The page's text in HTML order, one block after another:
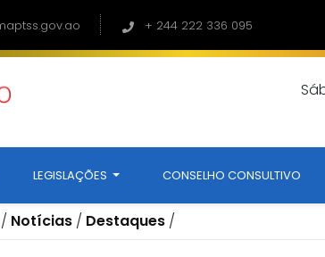
+ 244 222 336 095
LEGISLAÇÕES CONSELHO CONSULTIVO
/ Notícias / Destaques /